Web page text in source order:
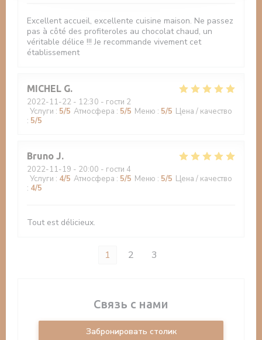
Excellent accueil, excellente cuisine maison. Ne passez
pas à côté des profiteroles au chocolat chaud, un
véritable délice !!! Je recommande vivement cet
établissement
MICHEL G
2022-11-22 - 12:30 - гости 2
Услуги : 5/5 Атмосфера : 5/5 Меню : 5/5 Цена / качество
: 5/5
Bruno J
2022-11-19 - 20:00 - гости 4
Услуги : 4/5 Атмосфера : 5/5 Меню : 5/5 Цена / качество
: 4/5
Tout est délicieux.
1 2 3
Связь с нами
Забронировать столик